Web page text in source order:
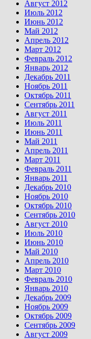
Август 2012
Июль 2012
Июнь 2012
Май 2012
Апрель 2012
Март 2012
Февраль 2012
Январь 2012
Декабрь 2011
Ноябрь 2011
Октябрь 2011
Сентябрь 2011
Август 2011
Июль 2011
Июнь 2011
Май 2011
Апрель 2011
Март 2011
Февраль 2011
Январь 2011
Декабрь 2010
Ноябрь 2010
Октябрь 2010
Сентябрь 2010
Август 2010
Июль 2010
Июнь 2010
Май 2010
Апрель 2010
Март 2010
Февраль 2010
Январь 2010
Декабрь 2009
Ноябрь 2009
Октябрь 2009
Сентябрь 2009
Август 2009